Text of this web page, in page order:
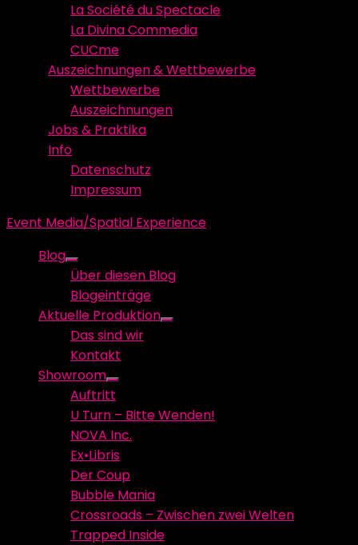
La Société du Spectacle
La Divina Commedia
CUCme
Auszeichnungen & Wettbewerbe
Wettbewerbe
Auszeichnungen
Jobs & Praktika
Info
Datenschutz
Impressum
Event Media/Spatial Experience
Blog
Show
sub
menu
Über diesen Blog
Blogeinträge
Aktuelle Produktion
Show
Das sind wir
Kontakt
Showroom
Show
sub
menu
Auftritt
U Turn – Bitte Wenden!
NOVA Inc.
Ex•Libris
Der Coup
Bubble Mania
Crossroads – Zwischen zwei Welten
Trapped Inside